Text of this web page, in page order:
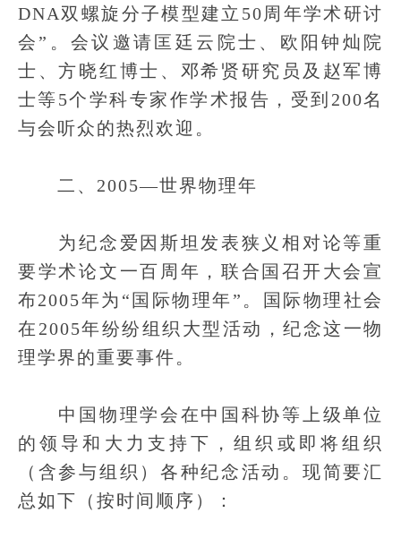
DNA双螺旋分子模型建立50周年学术研讨
会”。会议邀请匡廷云院士、欧阳钟灿院
士、方晓红博士、邓希贤研究员及赵军博
士等5个学科专家作学术报告，受到200名
与会听众的热烈欢迎。
二、2005—世界物理年
为纪念爱因斯坦发表狭义相对论等重
要学术论文一百周年，联合国召开大会宣
布2005年为“国际物理年”。国际物理社会
在2005年纷纷组织大型活动，纪念这一物
理学界的重要事件。
中国物理学会在中国科协等上级单位
的领导和大力支持下，组织或即将组织
（含参与组织）各种纪念活动。现简要汇
总如下（按时间顺序）：